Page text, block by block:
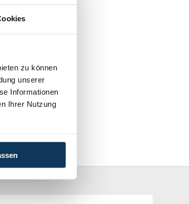
zu können
unserer
Informationen
Ihrer Nutzung